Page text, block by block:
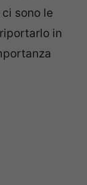
sono le
in